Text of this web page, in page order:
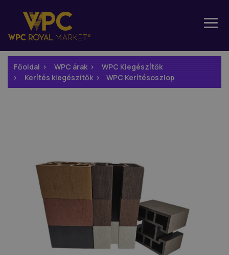
Főoldal WPC árak
WPC Kiegészítők
Kerítés kiegészítők
WPC Kerítésoszlop